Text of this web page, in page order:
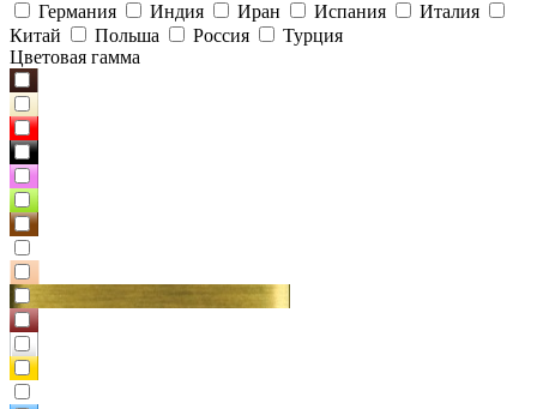
Германия
Индия Иран Испания
Италия
Китай
Польша Россия
Турция
Цветовая гамма